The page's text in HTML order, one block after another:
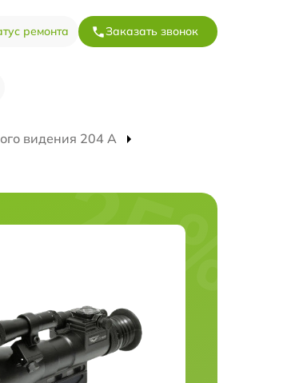
ремонта Заказать звонок
видения 204 А